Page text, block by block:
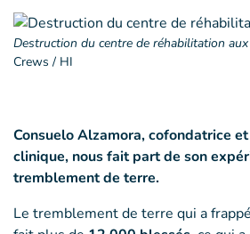
Destruction du centre de réhabilitation
Crews / HI
Consuelo Alzamora, cofondatrice
clinique, nous fait part de son
tremblement de terre.
Le tremblement de terre qui a